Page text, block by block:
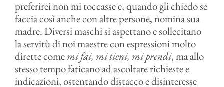
preferirei non mi toccasse e, quando gli chiedo se
faccia così anche con altre persone, nomina sua
madre. Diversi maschi si aspettano e sollecitano
la servitù di noi maestre con espressioni molto
dirette comemi fai, mi tieni, mi prendi, ma allo
stesso tempo faticano ad ascoltare richieste e
indicazioni, ostentando distacco e disinteresse